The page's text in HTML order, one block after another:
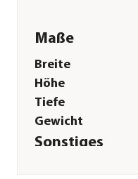
Maße
Breite
Höhe
Tiefe
Gewicht
Sonstiges